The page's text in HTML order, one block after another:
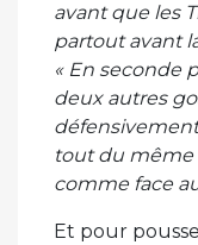
avant que les
partout avant
« En seconde
deux autres
tout du même
comme face
Et pour